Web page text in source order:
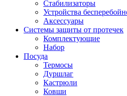
Стабилизаторы
Устройства
Аксессуары
Системы защиты от протечек
Комплектующие
Набор
Посуда
Термосы
Дуршлаг
Кастрюли
Ковши